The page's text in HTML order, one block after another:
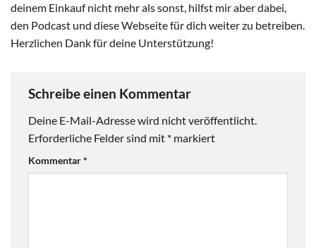
deinem Einkauf nicht mehr als sonst, hilfst mir aber dabei,
den Podcast und diese Webseite für dich weiter zu betreiben.
Herzlichen Dank für deine Unterstützung!
Schreibe einen Kommentar
Deine E-Mail-Adresse wird nicht veröffentlicht.
Erforderliche Felder sind mit * markiert
Kommentar*